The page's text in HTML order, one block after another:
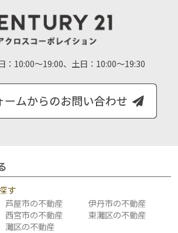
：10:00～19:00、土日：10:00～19:30
す
芦屋市の不動産
伊丹市の不動産
西宮市の不動産
東灘区の不動産
灘区の不動産